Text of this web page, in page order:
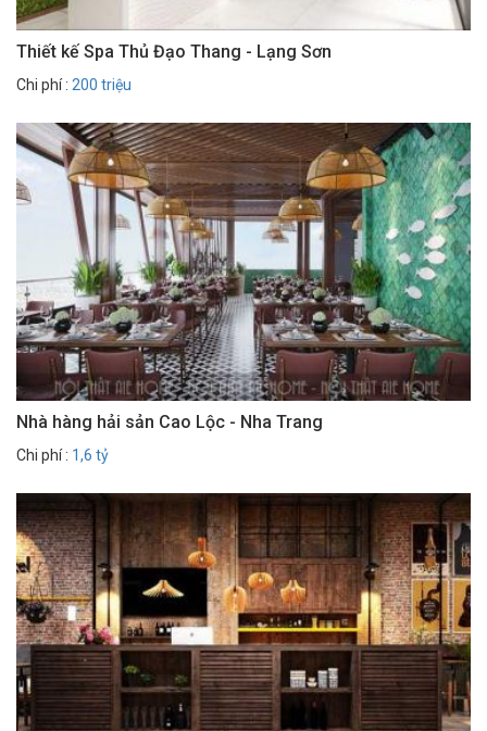
Thiết kế Spa Thủ Đạo Thang - Lạng Sơn
Chi phí : 200 triệu
Nhà hàng hải sản Cao Lộc - Nha Trang
Chi phí : 1,6 tỷ